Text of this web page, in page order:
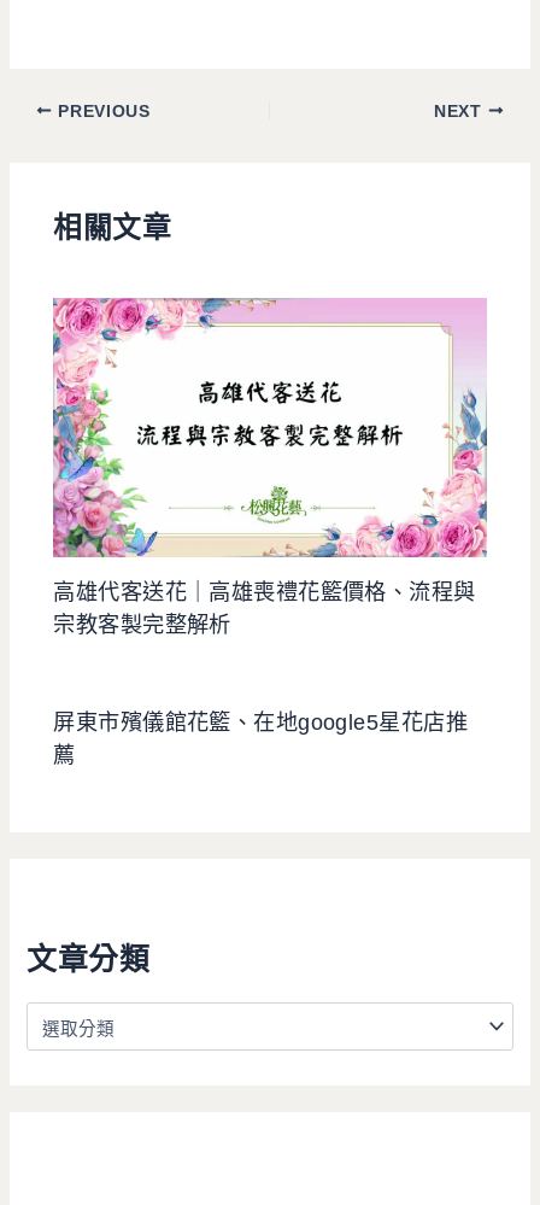
文章分類
PREVIOUS NEXT
相關文章
高雄代客送花｜高雄喪禮花籃價格、流程與
宗教客製完整解析
屏東市殯儀館花籃、在地google5星花店推
薦